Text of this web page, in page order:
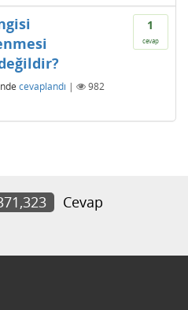
1
cevap
cevaplandı |
982
Cevap